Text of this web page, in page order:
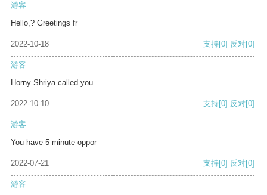
游客
Hello,? Greetings fr
2022-10-18 支持[0] 反对[0]
游客
Horny Shriya called you
2022-10-10 支持[0] 反对[0]
游客
You have 5 minute oppor
2022-07-21 支持[0] 反对[0]
游客